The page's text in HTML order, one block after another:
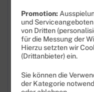
Festnetz
Festnetz-Geräte
Mobilfunk
Promotion:
und
von Dritten
für die Messung der
Hierzu setzten wir
(Drittanbieter) ein.
Sie können die
der Kategorie